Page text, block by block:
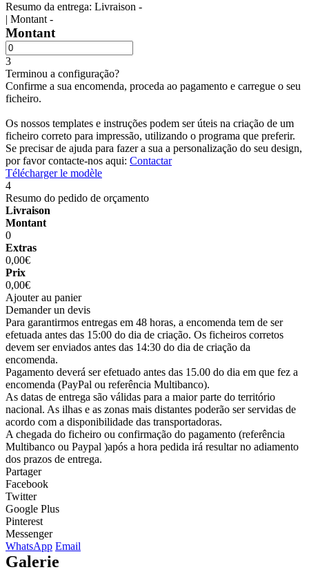
Resumo da entrega: Livraison -
| Montant -
Montant
3
Terminou a configuração?
Confirme a sua encomenda, proceda ao pagamento e carregue o seu
ficheiro.
Os nossos templates e instruções podem ser úteis na criação de um
ficheiro correto para impressão, utilizando o programa que preferir.
Se precisar de ajuda para fazer a sua a personalização do seu design,
por favor contacte-nos aqui: Contactar
Télécharger le modèle
4
Resumo do pedido de orçamento
Livraison
Montant
0
Extras
0,00€
Prix
0,00€
Ajouter au panier
Demander un devis
Para garantirmos entregas em 48 horas, a encomenda tem de ser
efetuada antes das 15:00 do dia de criação. Os ficheiros corretos
devem ser enviados antes das 14:30 do dia de criação da
encomenda.
Pagamento deverá ser efetuado antes das 15.00 do dia em que fez a
encomenda (PayPal ou referência Multibanco).
As datas de entrega são válidas para a maior parte do território
nacional. As ilhas e as zonas mais distantes poderão ser servidas de
acordo com a disponibilidade das transportadoras.
A chegada do ficheiro ou confirmação do pagamento (referência
Multibanco ou Paypal )após a hora pedida irá resultar no adiamento
dos prazos de entrega.
Partager
Facebook
Twitter
Google Plus
Pinterest
Messenger
WhatsApp Email
Galerie